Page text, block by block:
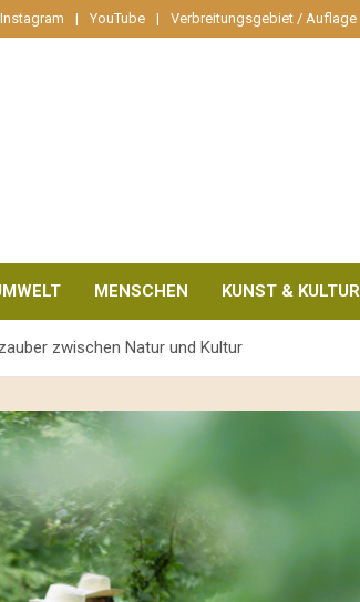
Instagram YouTube Verbreitungsgebiet / Auflage
MENSCHEN KUNST & KULTUR
zwischen Natur und Kultur